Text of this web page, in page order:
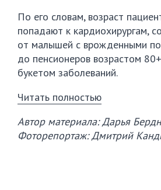
По его словам, возраст
попадают к кардиохирургам,
от малышей с врожденными
до пенсионеров возрастом
букетом заболеваний.
Читать полностью
Автор материала: Дарья
Фоторепортаж: Дмитрий